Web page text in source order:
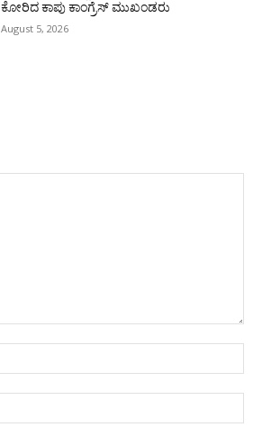
ಕೋರಿದ ಕಾಪು ಕಾಂಗ್ರೆಸ್ ಮುಖಂಡರು
August 5, 2026